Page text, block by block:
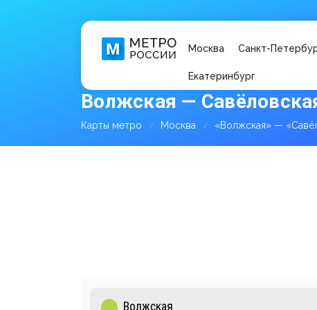
Москва Санкт-
Екатеринбург
Волжская —
Карты метро Москва «Волжская» —